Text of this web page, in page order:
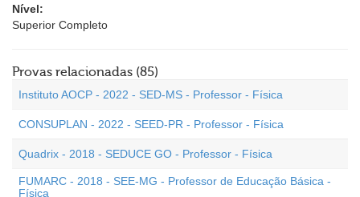
Nível:
Superior Completo
Provas relacionadas (85)
Instituto AOCP - 2022 - SED-MS - Professor - Física
CONSUPLAN - 2022 - SEED-PR - Professor - Física
Quadrix - 2018 - SEDUCE GO - Professor - Física
FUMARC - 2018 - SEE-MG - Professor de Educação Básica -
Física